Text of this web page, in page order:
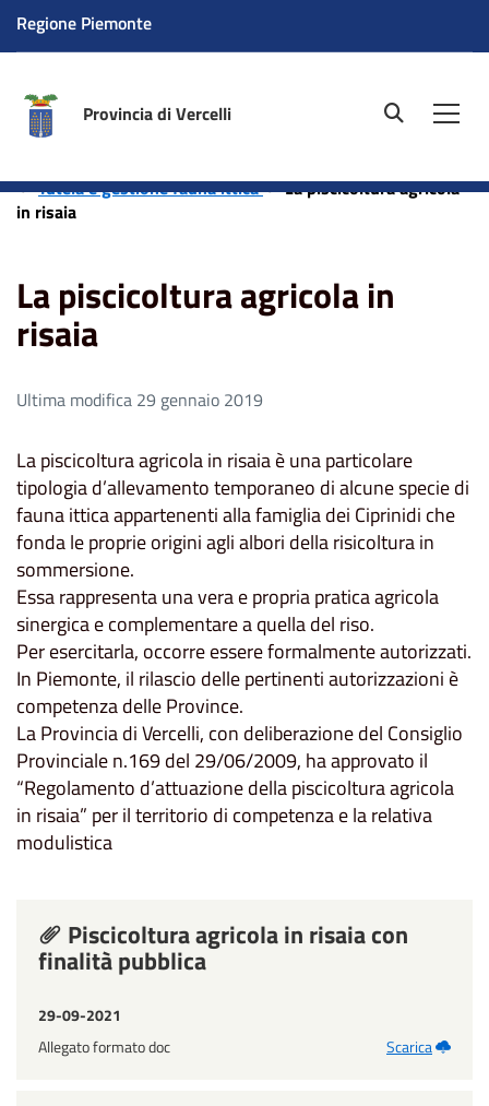
Regione Piemonte
Provincia di Vercelli site.searc
Tutela e gestione fauna ittica
La piscicoltura agricola
in risaia
La piscicoltura agricola in
risaia
Ultima modifica 29 gennaio 2019
La piscicoltura agricola in risaia è una particolare
tipologia d’allevamento temporaneo di alcune specie di
fauna ittica appartenenti alla famiglia dei Ciprinidi che
fonda le proprie origini agli albori della risicoltura in
sommersione.
Essa rappresenta una vera e propria pratica agricola
sinergica e complementare a quella del riso.
Per esercitarla, occorre essere formalmente autorizzati.
In Piemonte, il rilascio delle pertinenti autorizzazioni è
competenza delle Province.
La Provincia di Vercelli, con deliberazione del Consiglio
Provinciale n.169 del 29/06/2009, ha approvato il
“Regolamento d’attuazione della piscicoltura agricola
in risaia” per il territorio di competenza e la relativa
modulistica
Piscicoltura agricola in risaia con
finalità pubblica
29-09-2021
Allegato formato doc
Scarica